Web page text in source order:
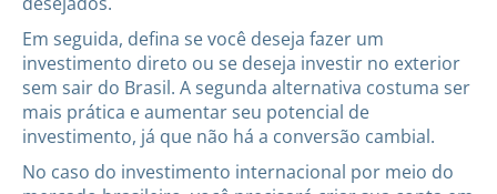
Em seguida, defina se você deseja fazer um
investimento direto ou se deseja investir no exterior
sem sair do Brasil. A segunda alternativa costuma ser
mais prática e aumentar seu potencial de
investimento, já que não há a conversão cambial.
No caso do investimento internacional por meio do